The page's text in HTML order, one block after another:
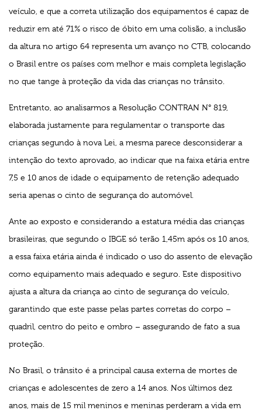
veículo, e que a correta utilização dos equipamentos é capaz de
reduzir em até 71% o risco de óbito em uma colisão, a inclusão
da altura no artigo 64 representa um avanço no CTB, colocando
o Brasil entre os países com melhor e mais completa legislação
no que tange à proteção da vida das crianças no trânsito.
Entretanto, ao analisarmos a Resolução CONTRAN N° 819,
elaborada justamente para regulamentar o transporte das
crianças segundo à nova Lei, a mesma parece desconsiderar a
intenção do texto aprovado, ao indicar que na faixa etária entre
7,5 e 10 anos de idade o equipamento de retenção adequado
seria apenas o cinto de segurança do automóvel.
Ante ao exposto e considerando a estatura média das crianças
brasileiras, que segundo o IBGE só terão 1,45m após os 10 anos,
a essa faixa etária ainda é indicado o uso do assento de elevação
como equipamento mais adequado e seguro. Este dispositivo
ajusta a altura da criança ao cinto de segurança do veículo,
garantindo que este passe pelas partes corretas do corpo –
quadril, centro do peito e ombro – assegurando de fato a sua
proteção.
No Brasil, o trânsito é a principal causa externa de mortes de
crianças e adolescentes de zero a 14 anos. Nos últimos dez
anos, mais de 15 mil meninos e meninas perderam a vida em